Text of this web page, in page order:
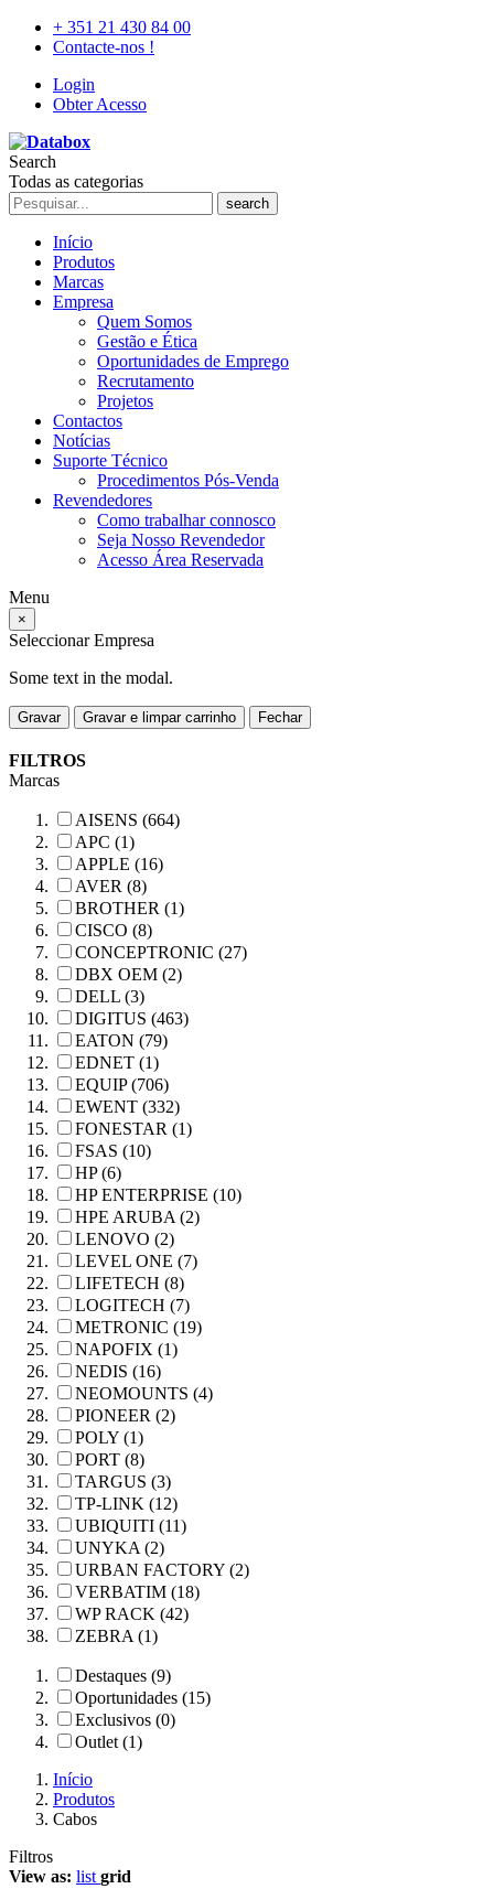
+ 351 21 430 84 00
Contacte-nos !
Login
Obter Acesso
Search
Todas as categorias
search
Início
Produtos
Marcas
Empresa
Quem Somos
Gestão e Ética
Oportunidades de Emprego
Recrutamento
Projetos
Contactos
Notícias
Suporte Técnico
Procedimentos Pós-Venda
Revendedores
Como trabalhar connosco
Seja Nosso Revendedor
Acesso Área Reservada
Menu
×
Seleccionar Empresa
Some text in the modal.
Gravar Gravar e limpar carrinho Fechar
FILTROS
Marcas
AISENS (664)
APC (1)
APPLE (16)
AVER (8)
BROTHER (1)
CISCO (8)
CONCEPTRONIC (27)
DBX OEM (2)
DELL (3)
DIGITUS (463)
EATON (79)
EDNET (1)
EQUIP (706)
EWENT (332)
FONESTAR (1)
FSAS (10)
HP (6)
HP ENTERPRISE (10)
HPE ARUBA (2)
LENOVO (2)
LEVEL ONE (7)
LIFETECH (8)
LOGITECH (7)
METRONIC (19)
NAPOFIX (1)
NEDIS (16)
NEOMOUNTS (4)
PIONEER (2)
POLY (1)
PORT (8)
TARGUS (3)
TP-LINK (12)
UBIQUITI (11)
UNYKA (2)
URBAN FACTORY (2)
VERBATIM (18)
WP RACK (42)
ZEBRA (1)
Destaques (9)
Oportunidades (15)
Exclusivos (0)
Outlet (1)
Início
Produtos
Cabos
Filtros
View as: list grid